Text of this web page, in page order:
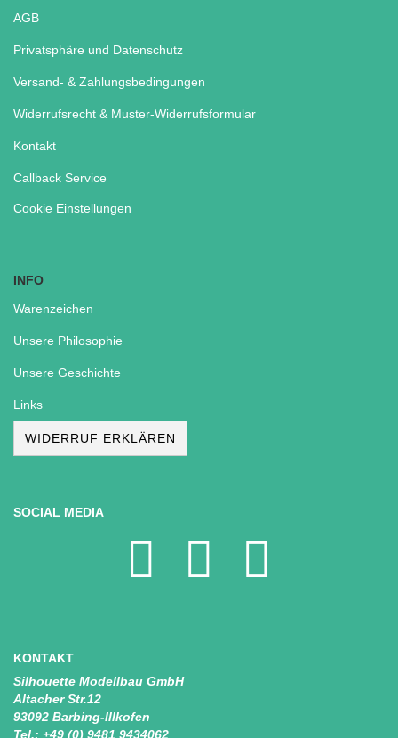
AGB
Privatsphäre und Datenschutz
Versand- & Zahlungsbedingungen
Widerrufsrecht & Muster-Widerrufsformular
Kontakt
Callback Service
Cookie Einstellungen
INFO
Warenzeichen
Unsere Philosophie
Unsere Geschichte
Links
WIDERRUF ERKLÄREN
SOCIAL MEDIA
KONTAKT
Silhouette Modellbau GmbH
Altacher Str.12
93092 Barbing-Illkofen
Tel.: +49 (0) 9481 9434062